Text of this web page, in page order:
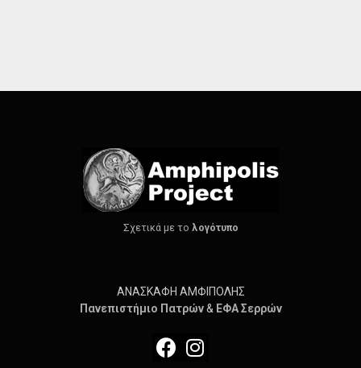
Σχετικά με το λογότυπο
ΑΝΑΣΚΑΦΗ ΑΜΦΙΠΟΛΗΣ
Πανεπιστήμιο Πατρών& ΕΦΑ Σερρών